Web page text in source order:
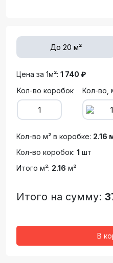
До 20 м²
Цена за 1м²: 1 740 ₽
Кол-во коробок
Кол-во,
Кол-во м² в коробке: 2.16
Кол-во коробок: 1 шт
Итого м²: 2.16 м²
Итого на сумму:
В